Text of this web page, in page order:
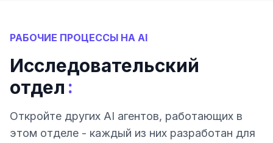
РАБОЧИЕ ПРОЦЕССЫ НА AI
Исследовательский
отдел :
Откройте других AI агентов, работающих в
этом отделе - каждый из них разработан для